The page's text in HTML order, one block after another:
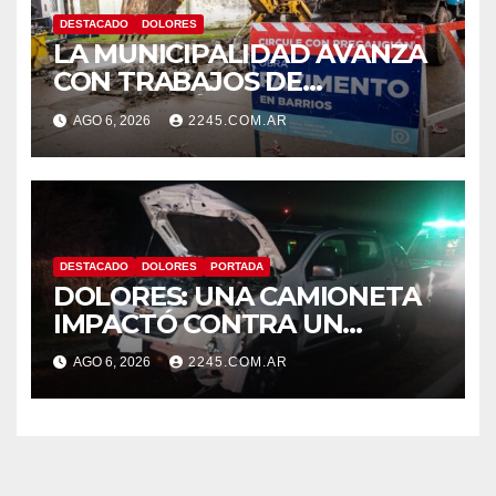
DESTACADO DOLORES
LA MUNICIPALIDAD AVANZA
CON TRABAJOS DE
REPARACIÓN DE PAVIMENTO
EN DISTINTOS PUNTOS DE LA
CIUDAD
AGO 6, 2026 2245.COM.AR
DESTACADO DOLORES PORTADA
DOLORES: UNA CAMIONETA
IMPACTÓ CONTRA UN
ANIMAL VACUNO EN LA RUTA
63
AGO 6, 2026 2245.COM.AR